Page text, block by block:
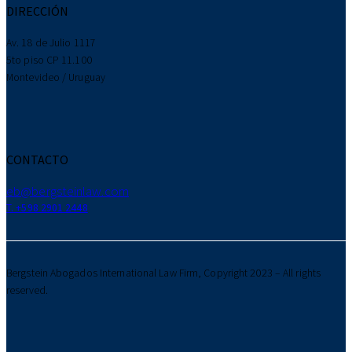
DIRECCIÓN
Av. 18 de Julio 1117
5to piso CP 11.100
Montevideo / Uruguay
CONTACTO
eb@bergsteinlaw.com
T. +598 2901 2448
Bergstein Abogados International Law Firm, Copyright 2023 – All rights
reserved.